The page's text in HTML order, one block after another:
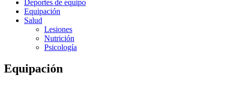
Deportes de equipo
Equipación
Salud
Lesiones
Nutrición
Psicología
Equipación